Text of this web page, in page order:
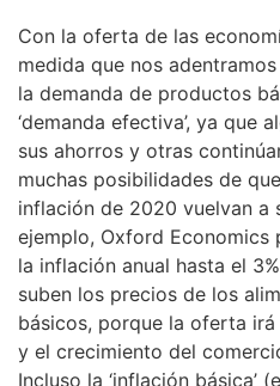
Con la oferta de las
medida que nos
la demanda de productos
‘demanda efectiva’, ya que
sus ahorros y otras
muchas posibilidades de
inflación de 2020 vuelvan a
ejemplo, Oxford Economics
la inflación anual hasta el
suben los precios de los
básicos, porque la oferta
y el crecimiento del
Incluso la ‘inflación básica’